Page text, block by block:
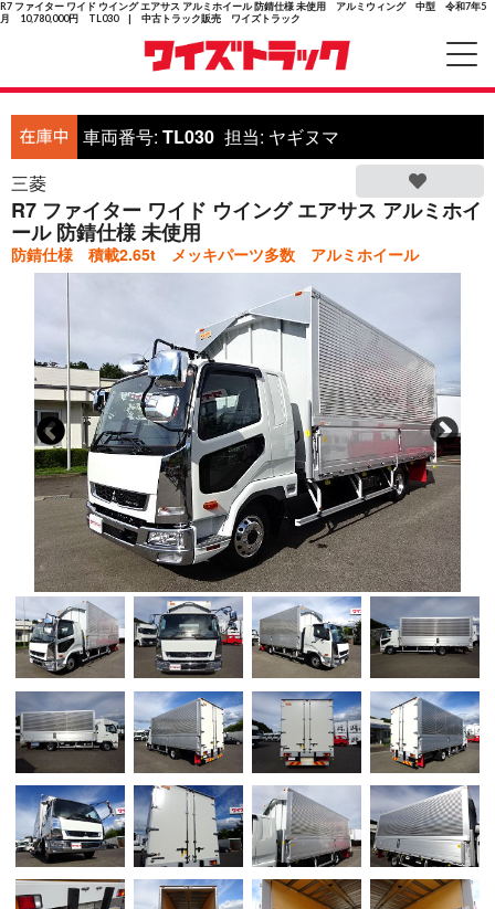
R7 ファイター ワイド ウイング エアサス アルミホイール 防錆仕様 未使用 アルミウィング 中型 令和7年5
月 10,780,000円 TL030 | 中古トラック販売 ワイズトラック
車両番号: TL030 担当: ヤギヌマ
三菱
R7 ファイター ワイド ウイング エアサス アルミホイ
ール 防錆仕様 未使用
防錆仕様 積載2.65t メッキパーツ多数 アルミホイール